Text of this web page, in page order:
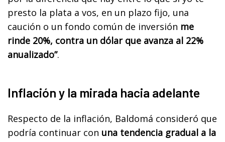
presto la plata a vos, en un plazo fijo, una
caución o un fondo común de inversión me
rinde 20%, contra un dólar que avanza al 22%
anualizado”.
Inflación y la mirada hacia adelante
Respecto de la inflación, Baldomá consideró que
podría continuar con una tendencia gradual a la